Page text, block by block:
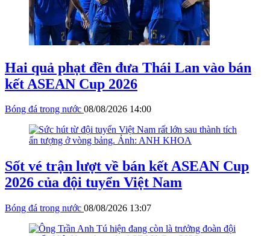
Hai quả phạt đền đưa Thái Lan vào bán
kết ASEAN Cup 2026
Bóng đá trong nước 08/08/2026 14:00
Sốt vé trận lượt về bán kết ASEAN Cup
2026 của đội tuyển Việt Nam
Bóng đá trong nước 08/08/2026 13:07